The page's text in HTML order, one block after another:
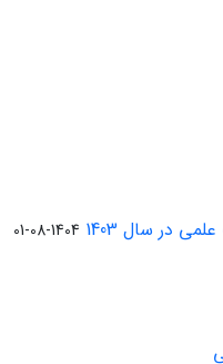
در سال 1403 1404-08-01